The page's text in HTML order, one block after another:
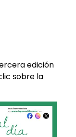
edición
sobre la